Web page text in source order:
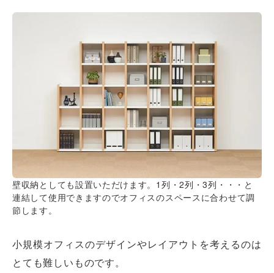
壁収納としても設置いただけます。1列・2列・3列・・・と
連結して使用できますのでオフィスのスペースに合わせて調
節します。
小規模オフィスのデザインやレイアウトを考えるのは
とても難しいものです。